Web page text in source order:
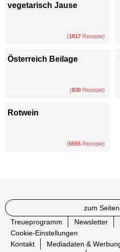
vegetarisch Jause
(1817 Rezepte)
Österreich Beilage
(830 Rezepte)
Rotwein
(5555 Rezepte)
zum
Treueprogramm
Newsletter
Cookie-Einstellungen
Kontakt
Mediadaten &